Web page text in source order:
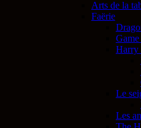
Arts de la
Faërie
Harry
Le
Les